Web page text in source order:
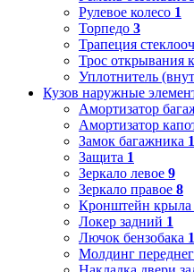
Рулевое колесо 1
Торпедо 3
Трапеция
Трос открывания
Уплотнитель
Кузов наружные
Амортизатор
Амортизатор
Замок багажника 1
Защита 1
Зеркало левое 9
Зеркало правое 8
Кронштейн крыла
Локер задний 1
Лючок бензобака 1
Молдинг